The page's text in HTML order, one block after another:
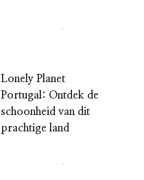
Lonely Planet
Portugal: Ontdek de
schoonheid van dit
prachtige land